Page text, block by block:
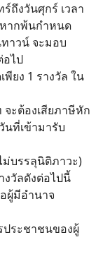
ถึงวันศุกร์ เวลา
หากพ้นกำหนด
าวน์ จะมอบ
อไป
ยง 1 รางวัล ใน
ะต้องเสียภาษีหัก
ที่เข้ามารับ
ม่บรรลุนิติภาวะ)
งวัลดังต่อไปนี้
ผู้มีอำนาจ
ประชาชนของผู้